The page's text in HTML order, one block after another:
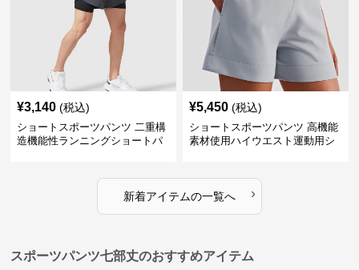
¥3,140 (税込)
ショートスポーツパンツ 二重構
造機能性ランニングショートパ
¥5,450 (税込)
ショートスポーツパンツ 高機能
素材使用ハイウエスト運動用シ
新着アイテムの一覧へ ›
スポーツパンツ七部丈のおすすめアイテム